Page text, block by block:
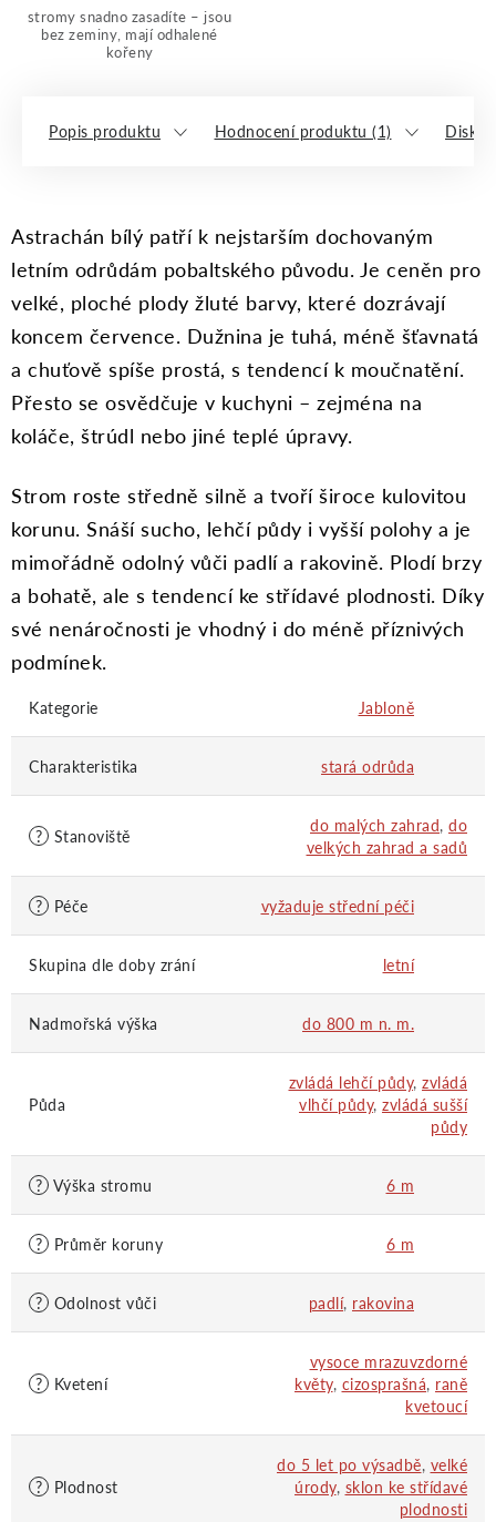
stromy snadno zasadíte – jsou
bez zeminy, mají odhalené
kořeny
Popis produktu Hodnocení produktu (1)
Astrachán bílý patří k nejstarším dochovaným
letním odrůdám pobaltského původu. Je ceněn pro
velké, ploché plody žluté barvy, které dozrávají
koncem července. Dužnina je tuhá, méně šťavnatá
a chuťově spíše prostá, s tendencí k moučnatění.
Přesto se osvědčuje v kuchyni – zejména na
koláče, štrúdl nebo jiné teplé úpravy.
Strom roste středně silně a tvoří široce kulovitou
korunu. Snáší sucho, lehčí půdy i vyšší polohy a je
mimořádně odolný vůči padlí a rakovině. Plodí brzy
a bohatě, ale s tendencí ke střídavé plodnosti. Díky
své nenáročnosti je vhodný i do méně příznivých
podmínek.
Kategorie Jabloně
Charakteristika stará odrůda
? Stanoviště do malých zahrad, do
velkých zahrad a sadů
? Péče vyžaduje střední péči
Skupina dle doby zrání letní
Nadmořská výška do 800 m n. m.
Půda
zvládá lehčí půdy, zvládá
vlhčí půdy, zvládá sušší
půdy
? Výška stromu 6 m
? Průměr koruny 6 m
? Odolnost vůči padlí, rakovina
? Kvetení
vysoce mrazuvzdorné
květy, cizosprašná, raně
kvetoucí
? Plodnost
do 5 let po výsadbě, velké
úrody, sklon ke střídavé
plodnosti